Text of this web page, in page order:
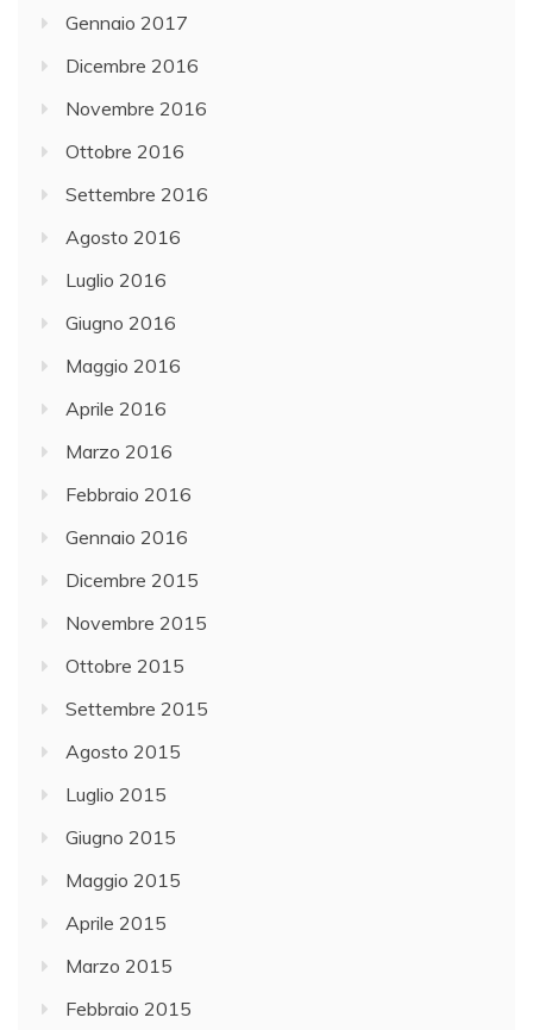
Gennaio 2017
Dicembre 2016
Novembre 2016
Ottobre 2016
Settembre 2016
Agosto 2016
Luglio 2016
Giugno 2016
Maggio 2016
Aprile 2016
Marzo 2016
Febbraio 2016
Gennaio 2016
Dicembre 2015
Novembre 2015
Ottobre 2015
Settembre 2015
Agosto 2015
Luglio 2015
Giugno 2015
Maggio 2015
Aprile 2015
Marzo 2015
Febbraio 2015